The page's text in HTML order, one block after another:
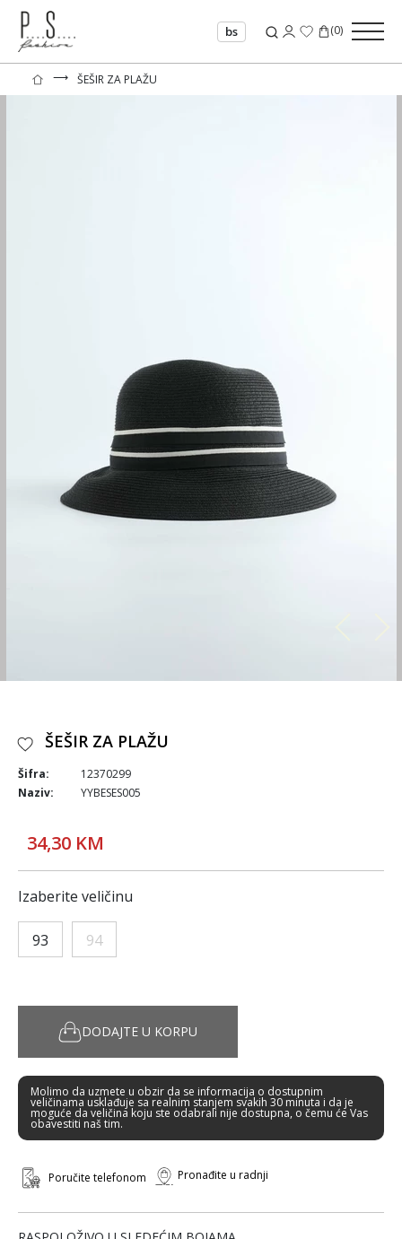
bs (0)
⟶ ŠEŠIR ZA PLAŽU
ŠEŠIR ZA PLAŽU
Šifra:
12370299
Naziv:
YYBESES005
34,30 KM
Izaberite veličinu
93 94
DODAJTE U KORPU
Molimo da uzmete u obzir da se informacija o dostupnim
veličinama usklađuje sa realnim stanjem svakih 30 minuta i da je
moguće da veličina koju ste odabrali nije dostupna, o čemu će Vas
obavestiti naš tim.
Poručite telefonom Pronađite u radnji